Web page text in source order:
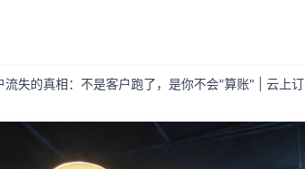
流失的真相：不是客户跑了，是你不会"算账" | 云上